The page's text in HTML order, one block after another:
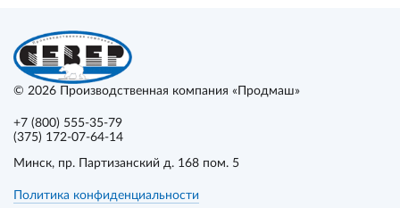
© 2026 Производственная компания «Продмаш»
+7 (800) 555-35-79
(375) 172-07-64-14
Минск, пр. Партизанский д. 168 пом. 5
Политика конфиденциальности